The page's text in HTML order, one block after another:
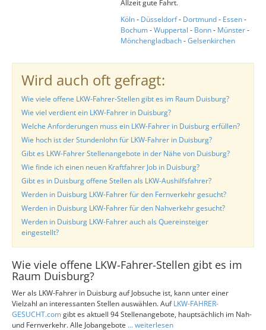
Allzeit gute Fahrt.
Köln- Düsseldorf- Dortmund- Essen-
Bochum-Wuppertal - Bonn- Münster-
Mönchengladbach-Gelsenkirchen
Wird auch oft gefragt:
Wie viele offene LKW-Fahrer-Stellen gibt es im Raum Duisburg?
Wie viel verdient ein LKW-Fahrer in Duisburg?
Welche Anforderungen muss ein LKW-Fahrer in Duisburg erfüllen?
Wie hoch ist der Stundenlohn für LKW-Fahrer in Duisburg?
Gibt es LKW-Fahrer Stellenangebote in der Nähe von Duisburg?
Wie finde ich einen neuen Kraftfahrer Job in Duisburg?
Gibt es in Duisburg offene Stellen als LKW-Aushilfsfahrer?
Werden in Duisburg LKW-Fahrer für den Fernverkehr gesucht?
Werden in Duisburg LKW-Fahrer für den Nahverkehr gesucht?
Werden in Duisburg LKW-Fahrer auch als Quereinsteiger
eingestellt?
Wie viele offene LKW-Fahrer-Stellen gibt es im
Raum Duisburg?
Wer als LKW-Fahrer in Duisburg auf Jobsuche ist, kann unter einer
Vielzahl an interessanten Stellen auswählen. AufLKW-FAHRER-
GESUCHT.comgibt es aktuell 94 Stellenangebote, hauptsächlich im Nah-
und Fernverkehr. Alle Jobangebote ... weiterlesen